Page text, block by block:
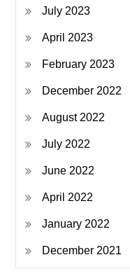
July 2023
April 2023
February 2023
December 2022
August 2022
July 2022
June 2022
April 2022
January 2022
December 2021